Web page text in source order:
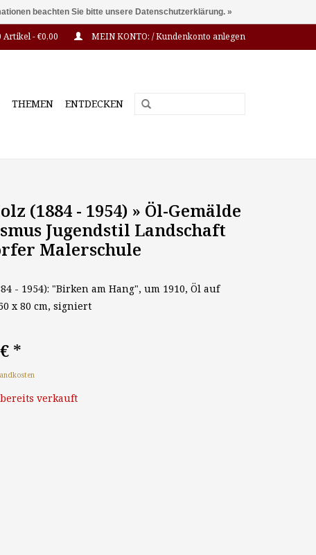
Artikel - €0,00 MEIN KONTO: / Kundenkonto anlegen
THEMEN ENTDECKEN
(1884 - 1954) » Öl-Gemälde
Jugendstil Landschaft
Malerschule
- 1954): "Birken am Hang", um 1910, Öl auf
x 80 cm, signiert
*
bereits verkauft
beachten Sie bitte unsere Datenschutzerklärung. »